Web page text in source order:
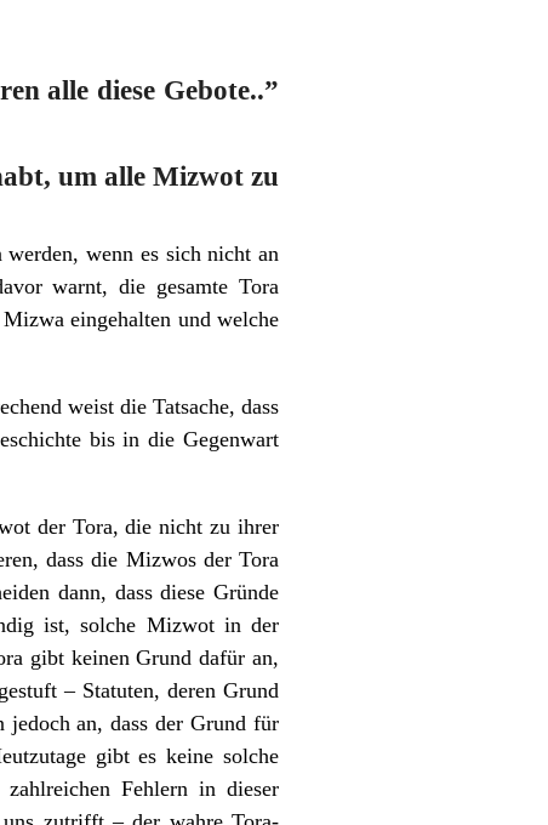
alle diese Gebote..”
um alle Mizwot zu
wenn es sich nicht an
warnt, die gesamte Tora
eingehalten und welche
weist die Tatsache, dass
bis in die Gegenwart
der Tora, die nicht zu ihrer
dass die Mizwos der Tora
dann, dass diese Gründe
ist, solche Mizwot in der
gibt keinen Grund dafür an,
– Statuten, deren Grund
an, dass der Grund für
gibt es keine solche
Fehlern in dieser